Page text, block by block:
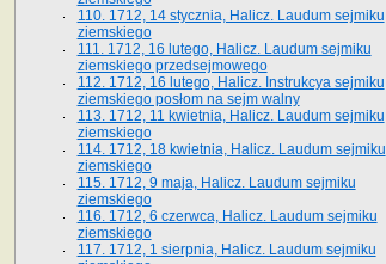
110. 1712, 14 stycznia, Halicz. Laudum sejmiku
ziemskiego
111. 1712, 16 lutego, Halicz. Laudum sejmiku
ziemskiego przedsejmowego
112. 1712, 16 lutego, Halicz. Instrukcya sejmiku
ziemskiego posłom na sejm walny
113. 1712, 11 kwietnia, Halicz. Laudum sejmiku
ziemskiego
114. 1712, 18 kwietnia, Halicz. Laudum sejmiku
ziemskiego
115. 1712, 9 maja, Halicz. Laudum sejmiku
ziemskiego
116. 1712, 6 czerwca, Halicz. Laudum sejmiku
ziemskiego
117. 1712, 1 sierpnia, Halicz. Laudum sejmiku